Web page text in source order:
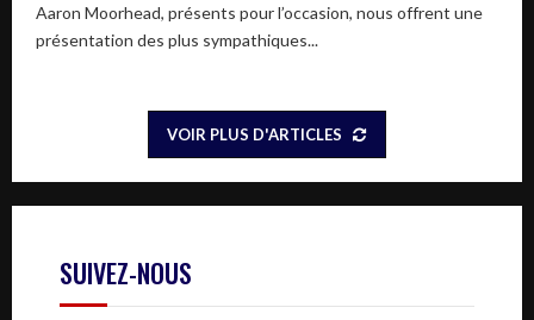
Aaron Moorhead, présents pour l’occasion, nous offrent une
présentation des plus sympathiques...
VOIR PLUS D'ARTICLES
SUIVEZ-NOUS